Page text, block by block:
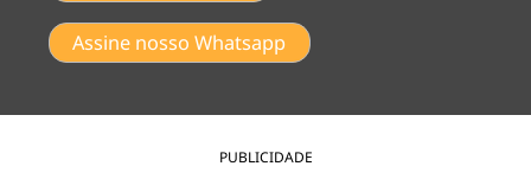
Assine nosso Whatsapp
PUBLICIDADE